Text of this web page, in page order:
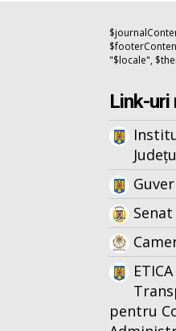
"$locale",
Link-uri
Senat
pentru